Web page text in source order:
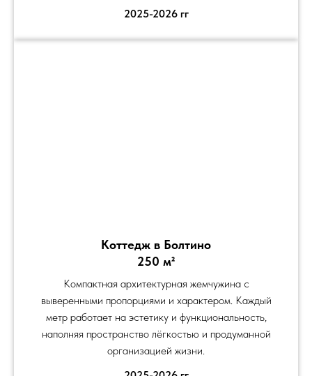
2025-2026 гг
Коттедж в Болтино
250 м²
Компактная архитектурная жемчужина с
выверенными пропорциями и характером. Каждый
метр работает на эстетику и функциональность,
наполняя пространство лёгкостью и продуманной
организацией жизни.